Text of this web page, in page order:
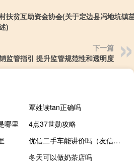
扶贫互助资金协会(关于定边县冯地坑镇
)
下一篇
监管指引 提升监管规范性和透明度
覃姓读tan正确吗
哪里
4点37世勋攻略
优信二手车能讲价吗（友信二手车）
冬天可以做奶茶店吗